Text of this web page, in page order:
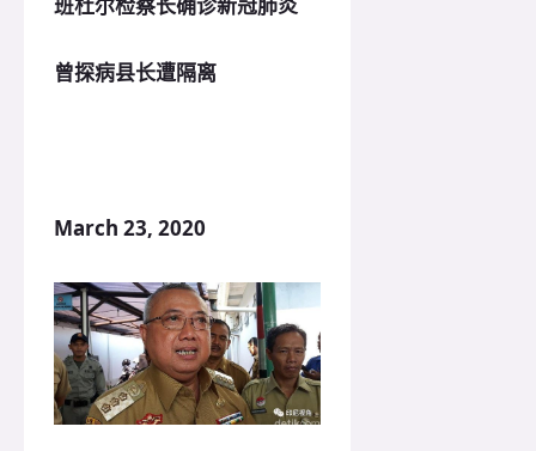
曾探病县长遭隔离
March 23, 2020